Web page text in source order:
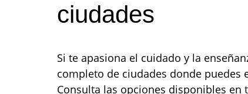
ciudades
Si te apasiona el cuidado y la
completo de ciudades donde puedes
Consulta las opciones disponibles